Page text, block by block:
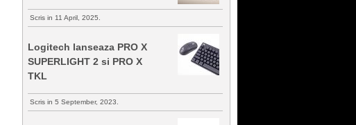
Scris in 11 April, 2025.
Logitech lanseaza PRO X
SUPERLIGHT 2 si PRO X
TKL
Scris in 5 September, 2023.